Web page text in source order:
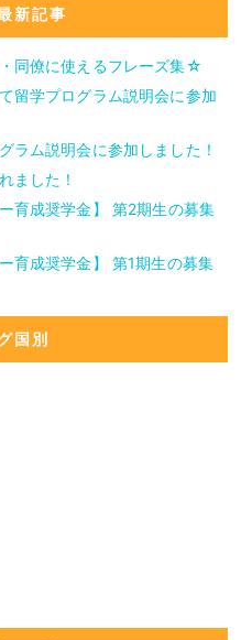
新記事
同僚に使えるフレーズ集☆
留学プログラム説明会に参加
ラム説明会に参加しました！
ました！
育成奨学金】 第2期生の募集
育成奨学金】 第1期生の募集
国別